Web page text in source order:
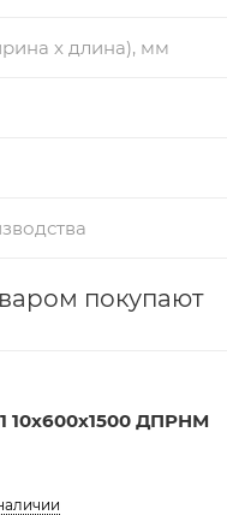
х длина), мм
покупают
10х600х1500 ДПРНМ